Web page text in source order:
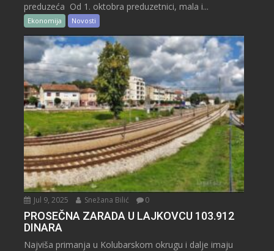
preduzeća Od 1. oktobra preduzetnici, mala i...
Ekonomija Novosti
Jul 9, 2025 Snežana Bilić 0
PROSEČNA ZARADA U LAJKOVCU 103.912
DINARA
Najviša primanja u Kolubarskom okrugu i dalje imaju